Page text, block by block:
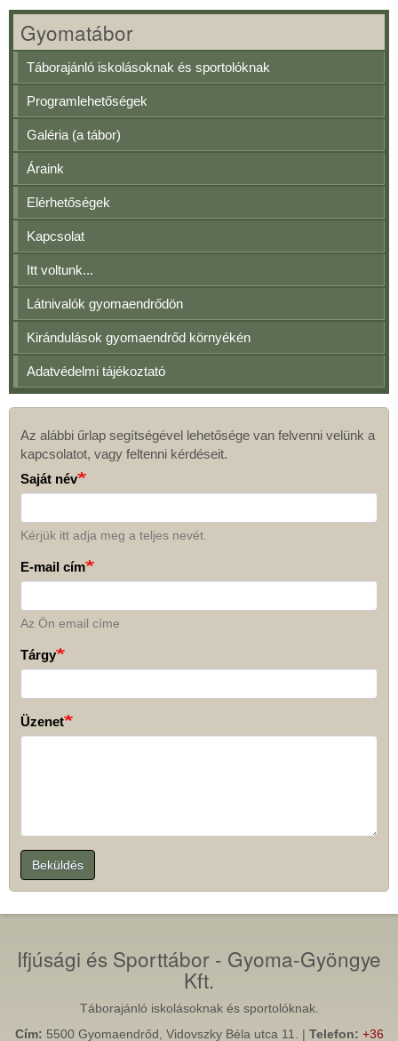
Gyomatábor
Táborajánló iskolásoknak és sportolóknak
Programlehetőségek
Galéria (a tábor)
Áraink
Elérhetőségek
Kapcsolat
Itt voltunk...
Látnivalók gyomaendrődön
Kirándulások gyomaendrőd környékén
Adatvédelmi tájékoztató
Kapcsolat
Az alábbi űrlap segítségével lehetősége van felvenni velünk a
kapcsolatot, vagy feltenni kérdéseit.
Saját név
Kérjük itt adja meg a teljes nevét.
E-mail cím
Az Ön email címe
Tárgy
Üzenet
Beküldés
Ifjúsági és Sporttábor - Gyoma-Gyöngye
Kft.
Táborajánló iskolásoknak és sportolóknak.
Cím: 5500 Gyomaendrőd, Vidovszky Béla utca 11. | Telefon: +36